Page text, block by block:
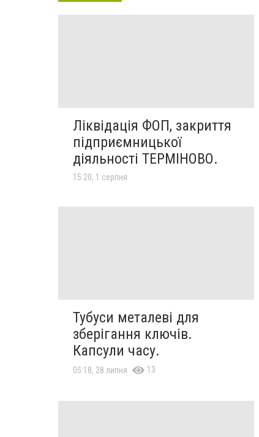
Ліквідація ФОП, закриття
підприємницької
діяльності ТЕРМІНОВО.
15:20, 1 серпня
Тубуси металеві для
зберігання ключів.
Капсули часу.
05:18, 28 липня 13